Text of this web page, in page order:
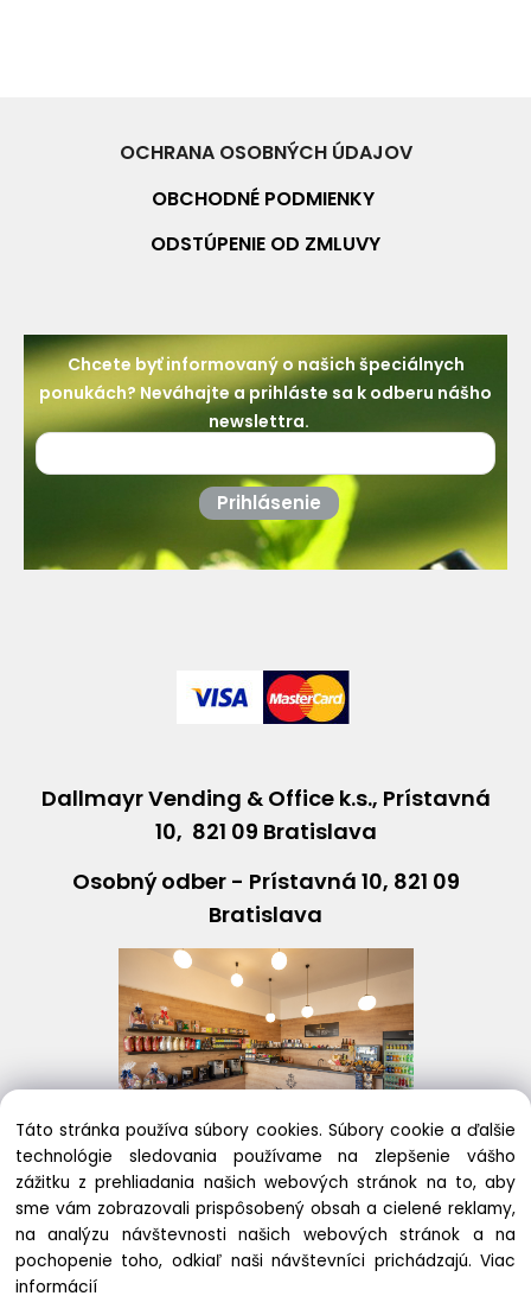
OCHRANA OSOBNÝCH ÚDAJOV
OBCHODNÉ PODMIENKY
ODSTÚPENIE OD ZMLUVY
Chcete byť informovaný o našich špeciálnych
ponukách? Neváhajte a prihláste sa k odberu nášho
newslettra.
Prihlásenie
Dallmayr Vending & Office k.s., Prístavná
10, 821 09 Bratislava
Osobný odber - Prístavná 10, 821 09
Bratislava
+421243631408 eshop@ dallmayr .sk
Copyright © 2020
Táto stránka používa súbory cookies. Súbory cookie a ďalšie
technológie sledovania používame na zlepšenie vášho
zážitku z prehliadania našich webových stránok na to, aby
sme vám zobrazovali prispôsobený obsah a cielené reklamy,
na analýzu návštevnosti našich webových stránok a na
pochopenie toho, odkiaľ naši návštevníci prichádzajú.Viac
informácií